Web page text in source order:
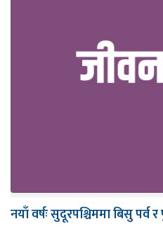
नयाँ वर्षः सुदूरपश्चिममा बिसु